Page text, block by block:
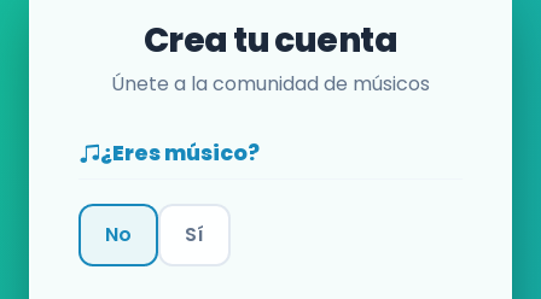
Crea tu cuenta
Únete a la comunidad de músicos
¿Eres músico?
No Sí